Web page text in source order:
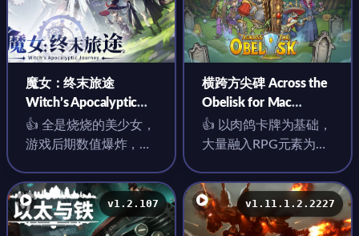
魔女：终末旅途
Witch’s Apocalyptic
Journey for Mac
v2026.08.06 中文原生
👍 全是烧烧的美少女，
游戏后期数值爆炸，你
一个战斗爽，激情互秒
横跨方尖碑 Across the
Obelisk for Mac
v1.7.6.2 中文原生版 含
全部DLC
👍 以肉鸽卡牌为基础，
大量融入RPG元素为特
大的丰富了内容
v1.2.107 v1.11.1.2.2227